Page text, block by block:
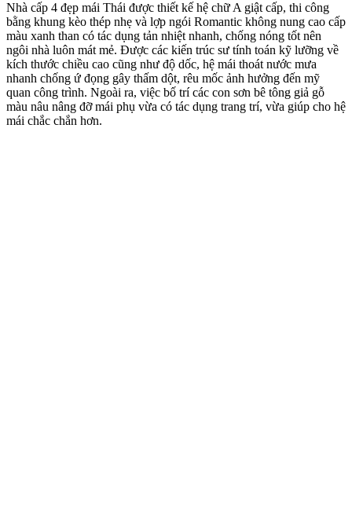
Nhà cấp 4 đẹp mái Thái được thiết kế hệ chữ A giật cấp, thi công
bằng khung kèo thép nhẹ và lợp ngói Romantic không nung cao cấp
màu xanh than có tác dụng tản nhiệt nhanh, chống nóng tốt nên
ngôi nhà luôn mát mẻ. Được các kiến trúc sư tính toán kỹ lưỡng về
kích thước chiều cao cũng như độ dốc, hệ mái thoát nước mưa
nhanh chống ứ đọng gây thấm dột, rêu mốc ảnh hưởng đến mỹ
quan công trình. Ngoài ra, việc bố trí các con sơn bê tông giả gỗ
màu nâu nâng đỡ mái phụ vừa có tác dụng trang trí, vừa giúp cho hệ
mái chắc chắn hơn.